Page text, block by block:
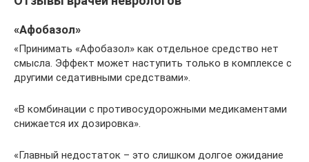
«Афобазол»
«Принимать «Афобазол» как отдельное средство нет
смысла. Эффект может наступить только в комплексе с
другими седативными средствами».
«В комбинации с противосудорожными медикаментами
снижается их дозировка».
«Главный недостаток – это слишком долгое ожидание